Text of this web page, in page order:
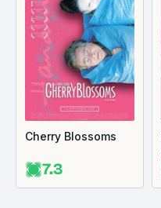
Cherry Blossoms
7.3